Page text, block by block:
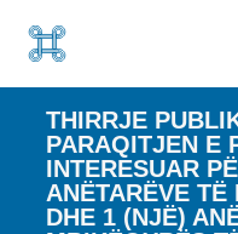
THIRRJE
PARAQITJEN E
INTERESUAR
ANËTARËVE TË
DHE 1 (NJË)